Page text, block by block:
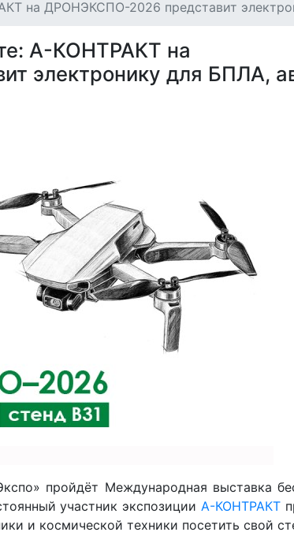
на ДРОНЭКСПО-2026 представит
А-КОНТРАКТ на
электронику для БПЛА,
пройдёт Международная выставка
участник экспозиции А-КОНТРАКТ
и космической техники посетить свой